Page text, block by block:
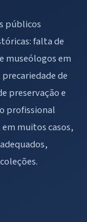
públicos
falta de
museólogos em
de
preservação e
profissional
muitos casos,